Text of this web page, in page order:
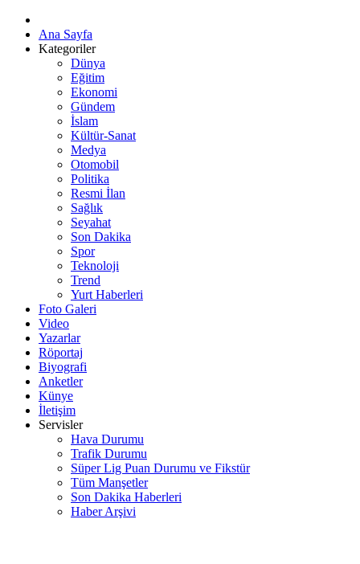
Ana Sayfa
Kategoriler
Dünya
Eğitim
Ekonomi
Gündem
İslam
Kültür-Sanat
Medya
Otomobil
Politika
Resmi İlan
Sağlık
Seyahat
Son Dakika
Spor
Teknoloji
Trend
Yurt Haberleri
Foto Galeri
Video
Yazarlar
Röportaj
Biyografi
Anketler
Künye
İletişim
Servisler
Hava Durumu
Trafik Durumu
Süper Lig Puan Durumu ve Fikstür
Tüm Manşetler
Son Dakika Haberleri
Haber Arşivi